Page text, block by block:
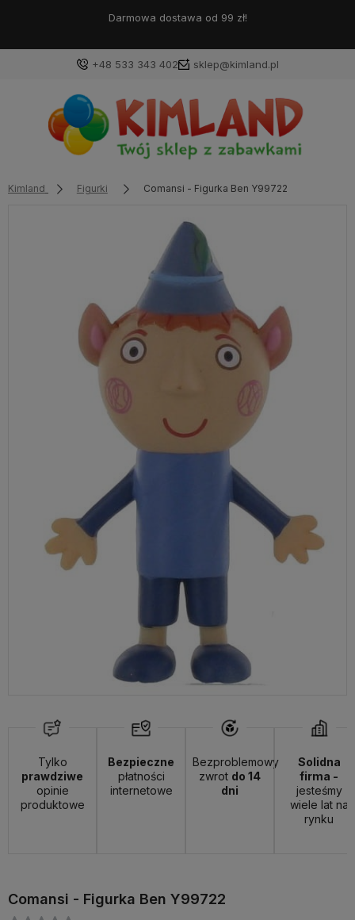
Darmowa dostawa od 99 zł!
+48 533 343 402 sklep@kimland.pl
Kimland Figurki Comansi - Figurka Ben Y99722
Tylko
prawdziwe
opinie
produktowe
Bezpieczne
płatności
internetowe
Bezproblemowy
zwrot do 14
dni
Solidna
firma -
jesteśmy
wiele lat na
rynku
Comansi - Figurka Ben Y99722